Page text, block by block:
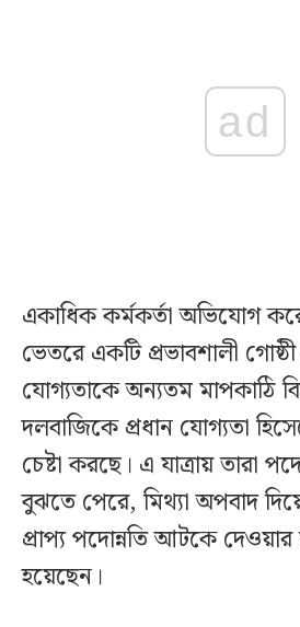
ad
একাধিক কর্মকর্তা অভিযোগ
ভেতরে একটি প্রভাবশালী
যোগ্যতাকে অন্যতম মাপকাঠি
দলবাজিকে প্রধান যোগ্যতা
চেষ্টা করছে। এ যাত্রায় তারা
বুঝতে পেরে, মিথ্যা অপবাদ
প্রাপ্য পদোন্নতি আটকে দেওয়ার
হয়েছেন।